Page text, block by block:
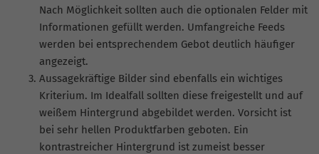
Nach Möglichkeit sollten auch die optionalen Felder mit
Informationen gefüllt werden. Umfangreiche Feeds
werden bei entsprechendem Gebot deutlich häufiger
angezeigt.
Aussagekräftige Bilder sind ebenfalls ein wichtiges
Kriterium. Im Idealfall sollten diese freigestellt und auf
weißem Hintergrund abgebildet werden. Vorsicht ist
bei sehr hellen Produktfarben geboten. Ein
kontrastreicher Hintergrund ist zumeist besser